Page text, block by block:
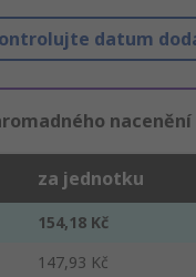
datum
nacenění
za jednotku
154,18 Kč
147,93 Kč